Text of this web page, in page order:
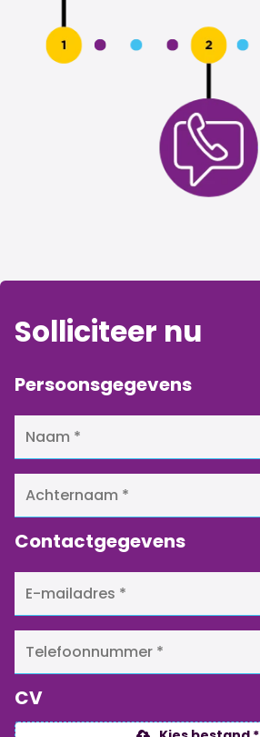
Solliciteer nu
Persoonsgegevens
Contactgegevens
CV